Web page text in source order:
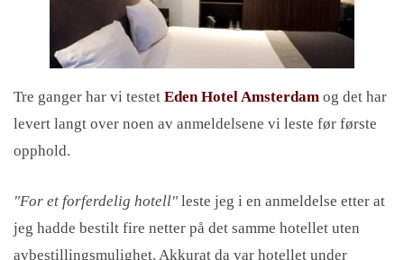
Tre ganger har vi testet Eden Hotel Amsterdam og det har
levert langt over noen av anmeldelsene vi leste før første
opphold.
"For et forferdelig hotell" leste jeg i en anmeldelse etter at
jeg hadde bestilt fire netter på det samme hotellet uten
avbestillingsmulighet. Akkurat da var hotellet under